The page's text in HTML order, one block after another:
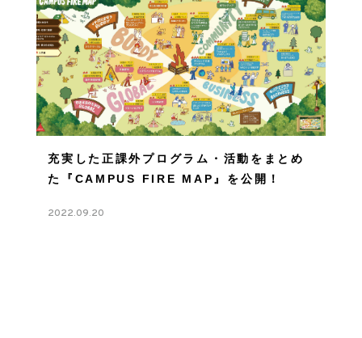
充実した正課外プログラム・活動をまとめ
た『CAMPUS FIRE MAP』を公開！
2022.09.20